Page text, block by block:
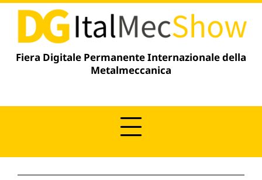
contenuto
Vai
contenuto
Fiera Digitale Permanente Internazionale della
Metalmeccanica